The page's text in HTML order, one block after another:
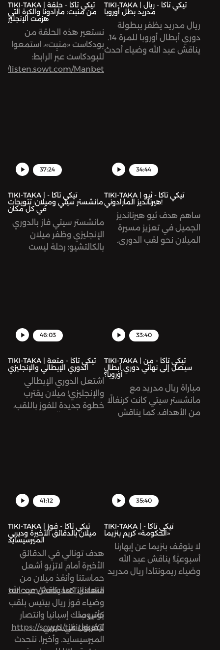
TIKI-TAKA | تيكي تاكا - حلقة
من منبت: مارادونا والكرة التي
هزمت الإنجليز
نستعير هذه الحلقة من
بودكاست «منبِت»، استمعوا
للبودكاست عبر الرابط:
listen.sowt.com/Manbet
TIKI-TAKA | تيكي تاكا - ريال
مدريد بطل أوروبا
ريال مدريد يظفر ببطولة
دوري أبطال أوروبا للمرة 14.
يناقش عبد الله وضياء أحدث
37:24
TIKI-TAKA | تيكي تاكا -
مانشستر سيتي وميلان: تتويجات
في كل مكان
مانشستر سيتي فاز بالدوري
الإنجليزي وظفر ميلان
بالكالتشيو؛ رحلة ليست
34:44
TIKI-TAKA | تيكي تاكا - ثيو
هيرنانديز المارادوني!
ساهم هدف ثيو هيرنانديز
الجميل في تعزيز مسيرة
الميلان نحو لقب الدوري.
46:03
TIKI-TAKA | تيكي تاكا - متعة
الدوري الإيطالي والإنجليزي
اشتعل الدوري الإيطالي
والإنجليزي! ميلان يقترب
خطوة جديدة للفوز باللقب،
33:40
TIKI-TAKA | تيكي تاكا - من
سيصل إلى نهائي دوري أبطال
أوروبا؟
مباراة ريال مدريد مع
مانشستر سيتي كانت كرنفالًا
من الأهداف. كما يناقش
41:12
TIKI-TAKA | تيكي تاكا - فوز
ميلان بالدقائق الأخيرة وديربي
الميرسيسايد
هدف تونالي في الدقائق
الأخيرة أمام لاتزيو أشعل
حماستنا وأنقذ ميلان من
التعادل. كما يناقش عبد الله
وضياء فوز ريال بيتيس بلقب
كأس ملك إسبانيا وانتصار
ليفربول في ديربي
الميرسيسايد. وأخيرًا، نتحدث
PodcastTikitaka
يوتيوب:
https://sow.tl/tikitakaYT
35:40
TIKI-TAKA | تيكي تاكا -
«الحكومة» كريم بنزيما
لا يتوقف بنزيما عن إبهارنا
أسبوعيًّا! يناقش عبد الله
وضياء ريمونتادا ريال مدريد